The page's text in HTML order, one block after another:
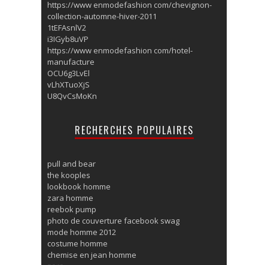
https://www enmodefashion com/chevignon-
collection-automne-hiver-2011
1tEFAsnlV2
i3IGyb8uVP
https://www enmodefashion com/hotel-
manufacture
OCU6g3LvEl
vLhXTuoXjS
U8QvCsMoKn
RECHERCHES POPULAIRES
pull and bear
the kooples
lookbook homme
zara homme
reebok pump
photo de couverture facebook swag
mode homme 2012
costume homme
chemise en jean homme